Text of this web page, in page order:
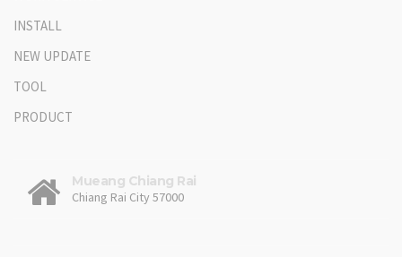
INSTALL
NEW UPDATE
TOOL
PRODUCT
Mueang Chiang Rai
Chiang Rai City 57000